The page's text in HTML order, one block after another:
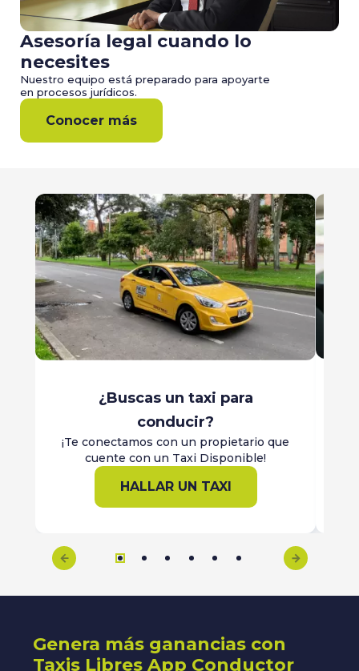
Asesoría legal cuando lo
necesites
Nuestro equipo está preparado para apoyarte
en procesos jurídicos.
Conocer más
¿Buscas un taxi para
conducir?
¡Te conectamos con un propietario que
cuente con un Taxi Disponible!
HALLAR UN TAXI
Genera más ganancias con
Taxis Libres App Conductor